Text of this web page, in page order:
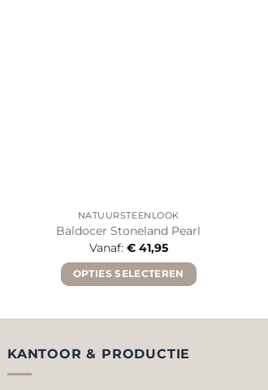
NATUURSTEENLOOK
Baldocer Stoneland Pearl
Vanaf: €41,95
OPTIES SELECTEREN
meerdere
KANTOOR & PRODUCTIE